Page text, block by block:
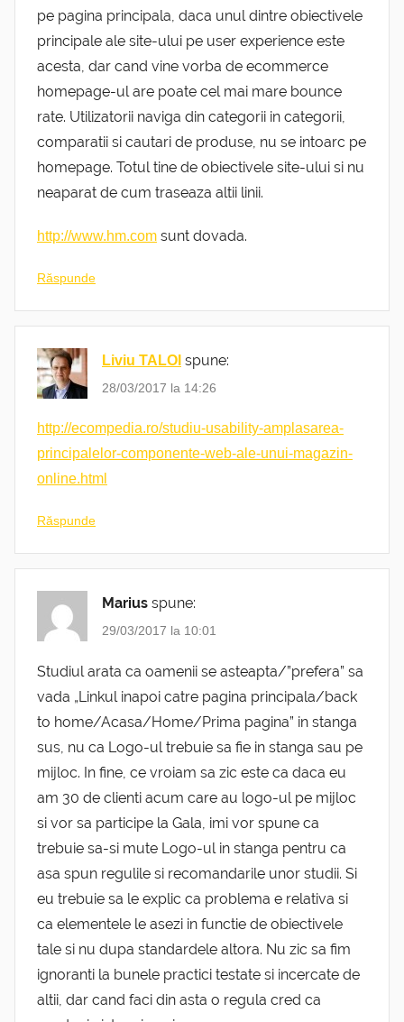
pe pagina principala, daca unul dintre obiectivele
principale ale site-ului pe user experience este
acesta, dar cand vine vorba de ecommerce
homepage-ul are poate cel mai mare bounce
rate. Utilizatorii naviga din categorii in categorii,
comparatii si cautari de produse, nu se intoarc pe
homepage. Totul tine de obiectivele site-ului si nu
neaparat de cum traseaza altii linii.
http://www.hm.com sunt dovada.
Răspunde
Liviu TALOI spune:
28/03/2017 la 14:26
http://ecompedia.ro/studiu-usability-amplasarea-
principalelor-componente-web-ale-unui-magazin-
online.html
Răspunde
Marius spune:
29/03/2017 la 10:01
Studiul arata ca oamenii se asteapta/”prefera” sa
vada „Linkul inapoi catre pagina principala/back
to home/Acasa/Home/Prima pagina” in stanga
sus, nu ca Logo-ul trebuie sa fie in stanga sau pe
mijloc. In fine, ce vroiam sa zic este ca daca eu
am 30 de clienti acum care au logo-ul pe mijloc
si vor sa participe la Gala, imi vor spune ca
trebuie sa-si mute Logo-ul in stanga pentru ca
asa spun regulile si recomandarile unor studii. Si
eu trebuie sa le explic ca problema e relativa si
ca elementele le asezi in functie de obiectivele
tale si nu dupa standardele altora. Nu zic sa fim
ignoranti la bunele practici testate si incercate de
altii, dar cand faci din asta o regula cred ca